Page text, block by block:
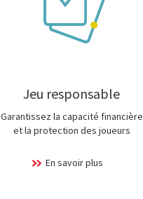
Jeu responsable
Garantissez la capacité financière
et la protection des joueurs
En savoir plus